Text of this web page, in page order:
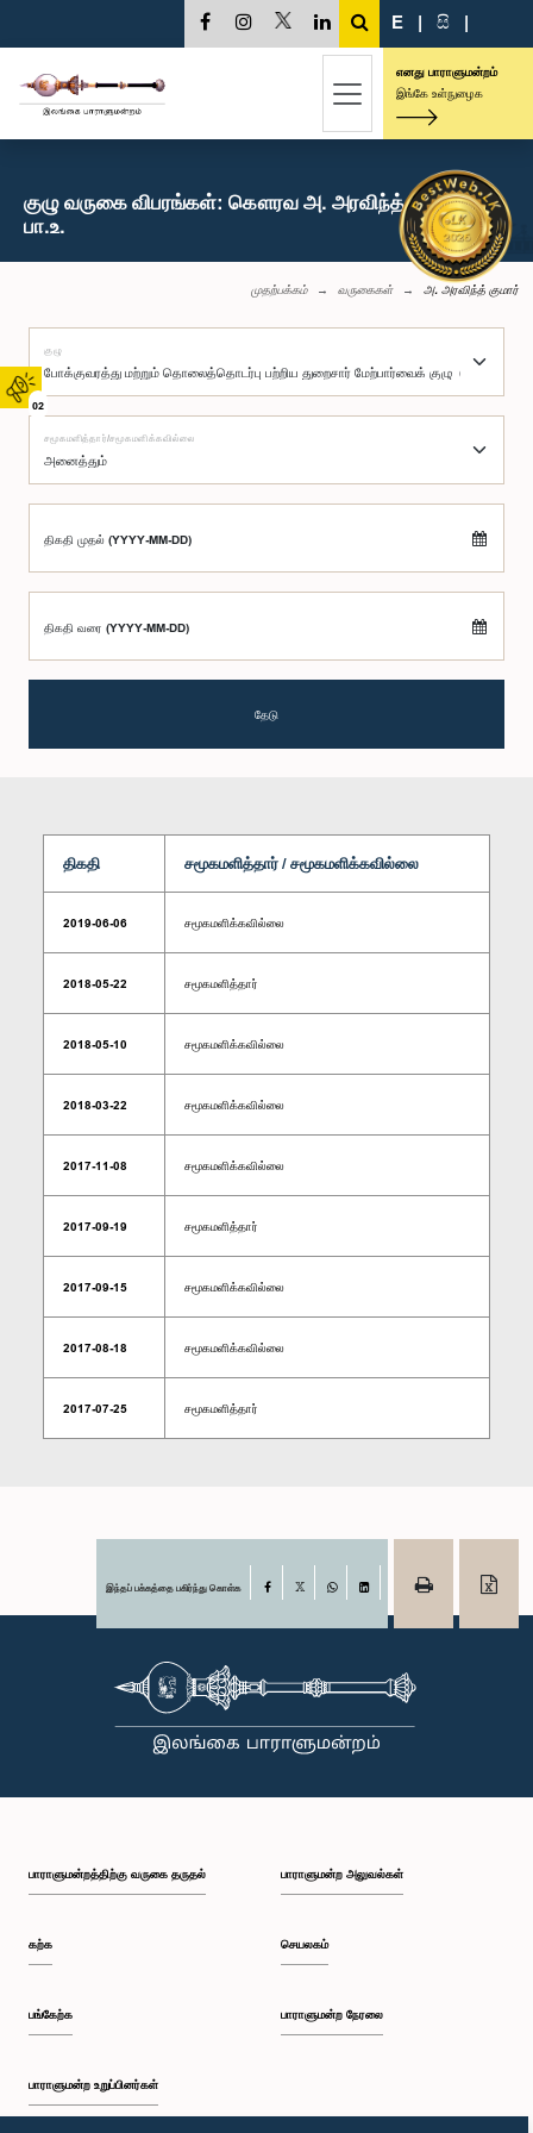
02
E | සි |
எனது பாராளுமன்றம்
இங்கே உள்நுழைக
குழு வருகை விபரங்கள்: கௌரவ அ. அரவிந்த் குமார்,
பா.உ.
முதற்பக்கம் வருகைகள் அ. அரவிந்த் குமார்
குழு
சமூகமளித்தார்/சமூகமளிக்கவில்லை
திகதி முதல் (YYYY-MM-DD)
திகதி வரை (YYYY-MM-DD)
தேடு
திகதி சமூகமளித்தார் / சமூகமளிக்கவில்லை
2019-06-06 சமூகமளிக்கவில்லை
2018-05-22 சமூகமளித்தார்
2018-05-10 சமூகமளிக்கவில்லை
2018-03-22 சமூகமளிக்கவில்லை
2017-11-08 சமூகமளிக்கவில்லை
2017-09-19 சமூகமளித்தார்
2017-09-15 சமூகமளிக்கவில்லை
2017-08-18 சமூகமளிக்கவில்லை
2017-07-25 சமூகமளித்தார்
இந்தப் பக்கத்தை பகிர்ந்து கொள்க Facebook
பாராளுமன்றத்திற்கு வருகை தருதல்
கற்க
பங்கேற்க
பாராளுமன்ற உறுப்பினர்கள்
பாராளுமன்ற அலுவல்கள்
செயலகம்
பாராளுமன்ற நேரலை